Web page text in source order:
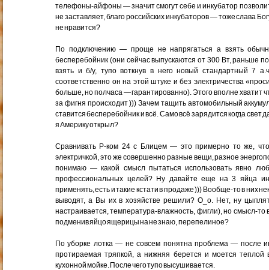
телефоны-айфоны — значит смогут себе и инкубатор
не заставляет, благо российских инкубаторов — тоже слава
не нравится?
По подключению — проще не напрягаться а взять
бесперебойник (они сейчас выпускаются от 300 Вт, раньше
взять и б/у, тупо воткнув в него новый стандартный 7
соответственно он на этой штуке и без электричества
больше, но полчаса — гарантированно). Этого вполне хватит
за фигня происходит ))) Зачем тащить автомобильный
ставится бесперебойник и всё. Само всё зарядится когда
я Америку открыл?
Сравнивать Р-ком 24 с Блицем — это примерно то же, что
электричкой, это же совершенно разные вещи, разное
понимаю — какой смысл пытаться использовать явно
профессиональных целей? Ну давайте еще на 3 яйца
применять, есть и такие кстати в продаже ))) Вообще-то в них
выводят, а Вы их в хозяйстве решили? О_о. Нет, ну
настраивается, температура-влажность, фигли), но смысл-
подменив яйцо ящерицы на не знаю, перепелиное?
По уборке лотка — не совсем понятна проблема — после
протираемая тряпкой, а нижняя берется и моется теплой
кухонной мойке. После чего тупо высушивается.